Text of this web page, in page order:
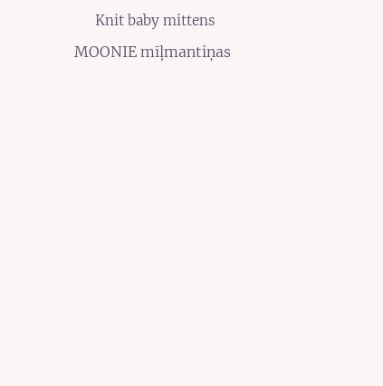
Knit baby mittens
MOONIE mīļmantiņas